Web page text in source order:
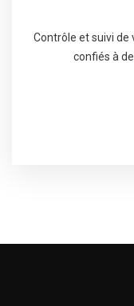
Contrôle et suivi de
confiés à